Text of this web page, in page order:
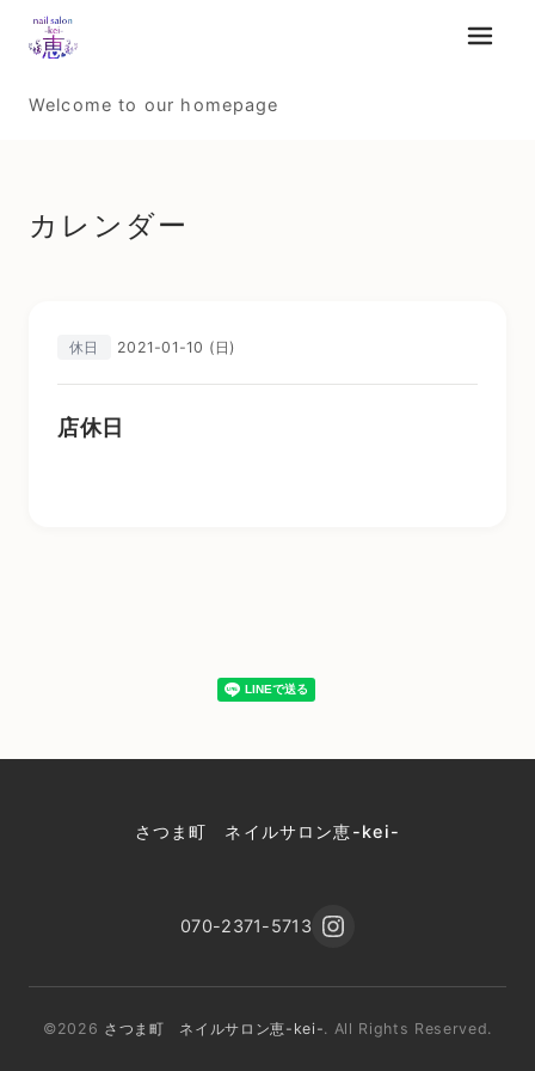
Welcome to our homepage
メニュ
カレンダー
休日 2021-01-10 (日)
店休日
さつま町 ネイルサロン恵-kei-
070-2371-5713
©2026 さつま町 ネイルサロン恵-kei-. All Rights Reserved.